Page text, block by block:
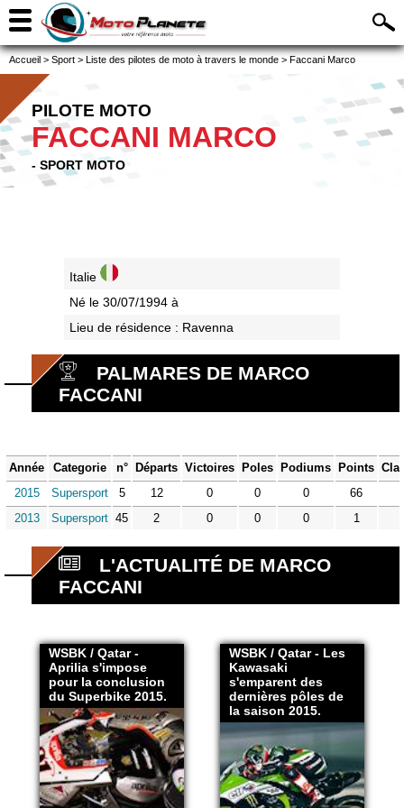
Accueil > Sport > Liste des pilotes de moto à travers le monde > Faccani Marco
PILOTE MOTO
FACCANI MARCO
- SPORT MOTO
Italie
Né le 30/07/1994 à
Lieu de résidence : Ravenna
PALMARES DE MARCO
FACCANI
Année Categorie n° Départs Victoires Poles Podiums Points
2015
Supersport 5 12 0 0 0
66
2013
Supersport 45 2 0 0 0 1
L'ACTUALITÉ DE MARCO
FACCANI
WSBK / Qatar -
Aprilia s'impose
pour la conclusion
du Superbike 2015.
WSBK / Qatar - Les
Kawasaki
s'emparent des
dernières pôles de
la saison 2015.